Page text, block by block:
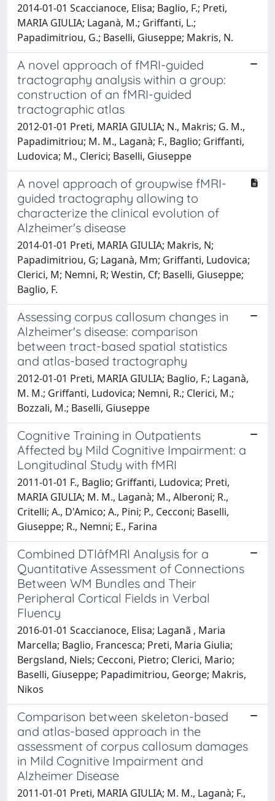
2014-01-01 Scaccianoce, Elisa; Baglio, F.; Preti,
MARIA GIULIA; Laganà, M.; Griffanti, L.;
Papadimitriou, G.; Baselli, Giuseppe; Makris, N.
A novel approach of fMRI-guided
tractography analysis within a group:
construction of an fMRI-guided
tractographic atlas
2012-01-01 Preti, MARIA GIULIA; N., Makris; G. M.,
Papadimitriou; M. M., Laganà; F., Baglio; Griffanti,
Ludovica; M., Clerici; Baselli, Giuseppe
A novel approach of groupwise fMRI-
guided tractography allowing to
characterize the clinical evolution of
Alzheimer's disease
2014-01-01 Preti, MARIA GIULIA; Makris, N;
Papadimitriou, G; Laganà, Mm; Griffanti, Ludovica;
Clerici, M; Nemni, R; Westin, Cf; Baselli, Giuseppe;
Baglio, F.
Assessing corpus callosum changes in
Alzheimer's disease: comparison
between tract-based spatial statistics
and atlas-based tractography
2012-01-01 Preti, MARIA GIULIA; Baglio, F.; Laganà,
M. M.; Griffanti, Ludovica; Nemni, R.; Clerici, M.;
Bozzali, M.; Baselli, Giuseppe
Cognitive Training in Outpatients
Affected by Mild Cognitive Impairment: a
Longitudinal Study with fMRI
2011-01-01 F., Baglio; Griffanti, Ludovica; Preti,
MARIA GIULIA; M. M., Laganà; M., Alberoni; R.,
Critelli; A., D'Amico; A., Pini; P., Cecconi; Baselli,
Giuseppe; R., Nemni; E., Farina
Combined DTIâfMRI Analysis for a
Quantitative Assessment of Connections
Between WM Bundles and Their
Peripheral Cortical Fields in Verbal
Fluency
2016-01-01 Scaccianoce, Elisa; Laganã , Maria
Marcella; Baglio, Francesca; Preti, Maria Giulia;
Bergsland, Niels; Cecconi, Pietro; Clerici, Mario;
Baselli, Giuseppe; Papadimitriou, George; Makris,
Nikos
Comparison between skeleton-based
and atlas-based approach in the
assessment of corpus callosum damages
in Mild Cognitive Impairment and
Alzheimer Disease
2011-01-01 Preti, MARIA GIULIA; M. M., Laganà; F.,